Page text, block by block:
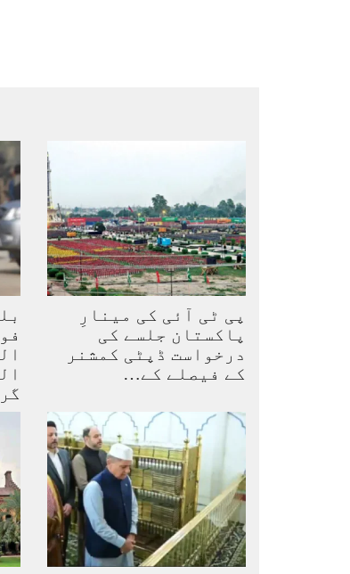
پی ٹی آئی کی مینارِ
پاکستان جلسے کی
درخواست ڈپٹی کمشنر
کے فیصلے کے…